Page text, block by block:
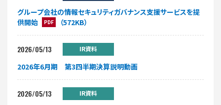
グループ会社の情報セキュリティガバナンス支援サービスを提
供開始
PDF （572KB）
2026/05/13 IR資料
2026年6月期 第3四半期決算説明動画
2026/05/13 IR資料